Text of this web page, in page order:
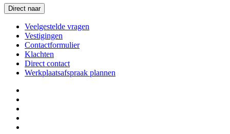
Direct naar
Veelgestelde vragen
Vestigingen
Contactformulier
Klachten
Direct contact
Werkplaatsafspraak plannen